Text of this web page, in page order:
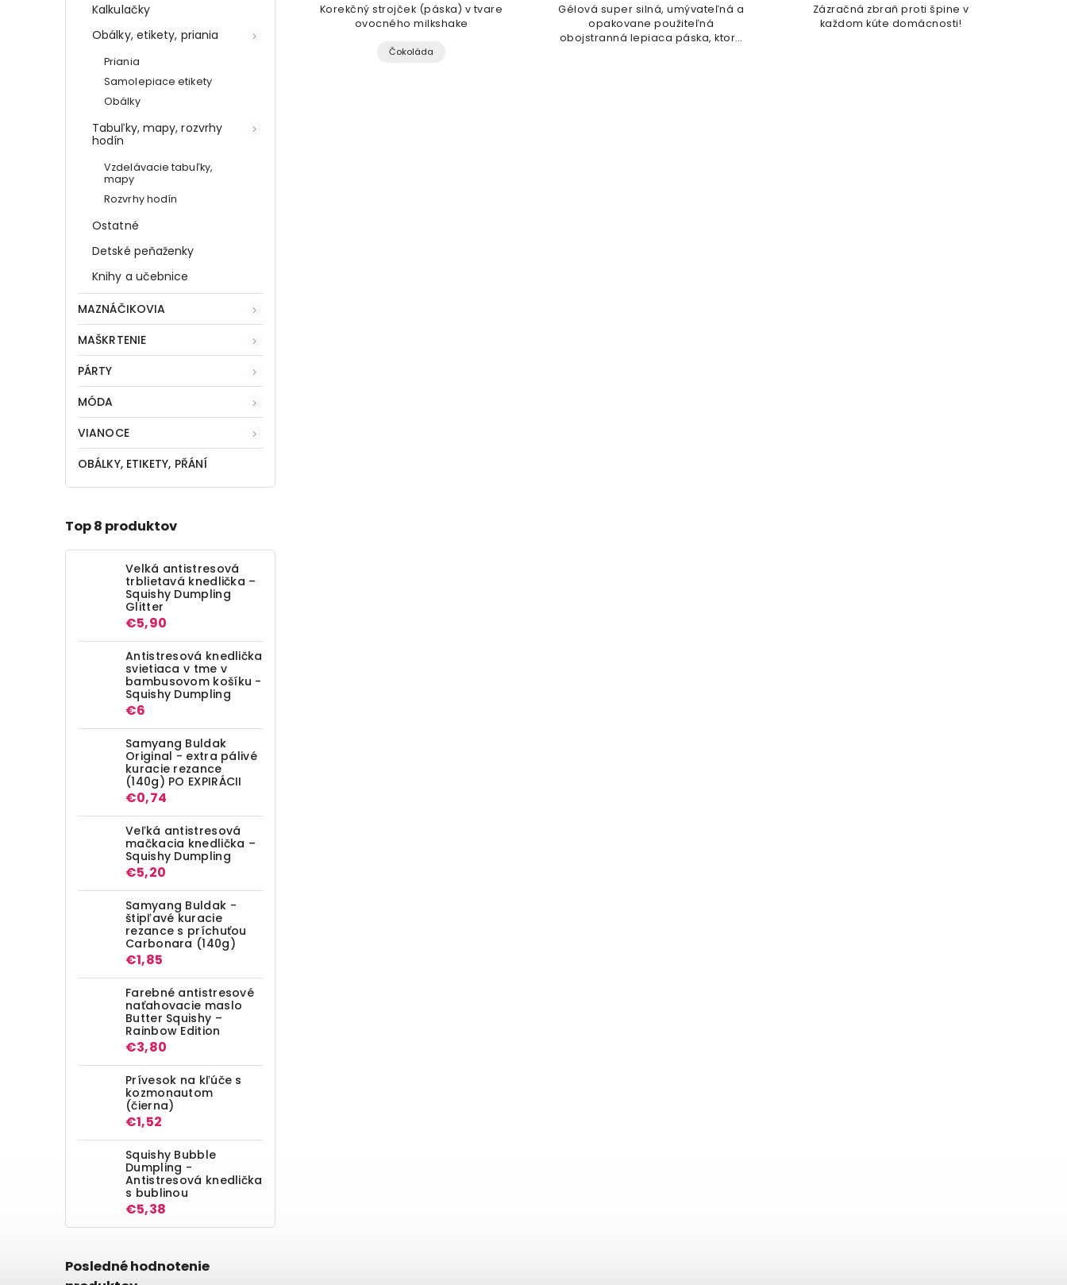
Kalkulačky
Obálky, etikety, priania
Priania
Samolepiace etikety
Obálky
Tabuľky, mapy, rozvrhy
hodín
Vzdelávacie tabuľky,
mapy
Rozvrhy hodín
Ostatné
Detské peňaženky
Knihy a učebnice
MAZNÁČIKOVIA
MAŠKRTENIE
PÁRTY
MÓDA
VIANOCE
OBÁLKY, ETIKETY, PŘÁNÍ
Top 8 produktov
Velká antistresová
trblietavá knedlička –
Squishy Dumpling
Glitter
€5,90
Antistresová knedlička
svietiaca v tme v
bambusovom košíku -
Squishy Dumpling
€6
Samyang Buldak
Original - extra pálivé
kuracie rezance
(140g) PO EXPIRÁCII
€0,74
Veľká antistresová
mačkacia knedlička –
Squishy Dumpling
€5,20
Samyang Buldak -
štipľavé kuracie
rezance s príchuťou
Carbonara (140g)
€1,85
Farebné antistresové
naťahovacie maslo
Butter Squishy –
Rainbow Edition
€3,80
Prívesok na kľúče s
kozmonautom
(čierna)
€1,52
Squishy Bubble
Dumpling -
Antistresová knedlička
s bublinou
€5,38
Posledné hodnotenie
aj kancelárie
Korekčný strojček (páska) v tvare
ovocného milkshake
Čokoláda
Gélová super silná, umývateľná a
opakovane použiteľná
obojstranná lepiaca páska, ktorá
Zázračná zbraň proti špine v
každom kúte domácnosti!